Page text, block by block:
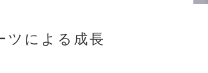
ツによる成長